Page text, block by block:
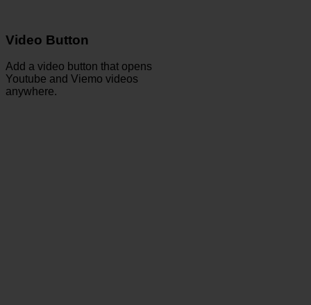
Video Button
Add a video button that opens
Youtube and Viemo videos
anywhere.